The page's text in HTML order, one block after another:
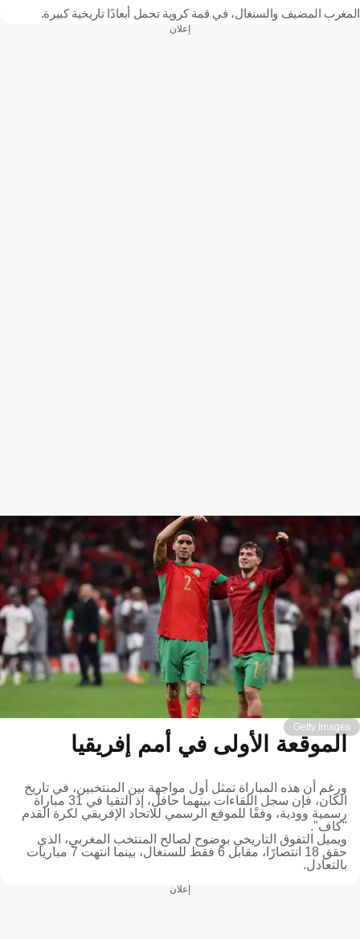
المغرب المضيف والسنغال، في قمة كروية تحمل أبعادًا تاريخية كبيرة.
إعلان
Getty Images
الموقعة الأولى في أمم إفريقيا
ورغم أن هذه المباراة تمثل أول مواجهة بين المنتخبين، في تاريخ
الكان، فإن سجل اللقاءات بينهما حافل، إذ التقيا في 31 مباراة
رسمية وودية، وفقًا للموقع الرسمي للاتحاد الإفريقي لكرة القدم
"كاف".
ويميل التفوق التاريخي بوضوح لصالح المنتخب المغربي، الذي
حقق 18 انتصارًا، مقابل 6 فقط للسنغال، بينما انتهت 7 مباريات
بالتعادل.
إعلان